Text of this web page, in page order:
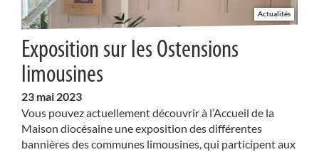
Actualités
Exposition sur les Ostensions
limousines
23 mai 2023
Vous pouvez actuellement découvrir à l’Accueil de la
Maison diocésaine une exposition des différentes
bannières des communes limousines, qui participent aux